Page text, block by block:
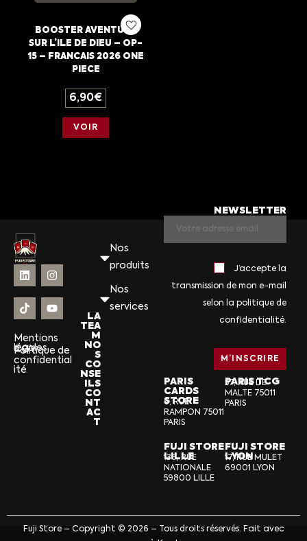
BOOSTER AVENTURE
SUR L’ILE DE DIEU – OP-
15 – FRANCAIS 2026 ONE
PIECE
6,90€
VOIR
Mentions
légales
CGV
Politique de
confidential
ité
Nos
produits
Nos
services
LA
TEA
M
NO
S
CO
NSE
ILS
CO
NT
AC
T
NEWSLETTER
J’accepte la
transmission de mon e-mail
selon la politique de
confidentialité.
PARIS
CARDS
STORE
6, RUE
RAMPON 75011
PARIS
PARIS TCG
57, RUE DE
MALTE 75011
PARIS
FUJI STORE
LILLE
136, RUE
NATIONALE
59800 LILLE
FUJI STORE
LYON
17, RUE MULET
69001 LYON
Fuji Store – Copyright © 2026 – Tous droits réservés. Fait avec